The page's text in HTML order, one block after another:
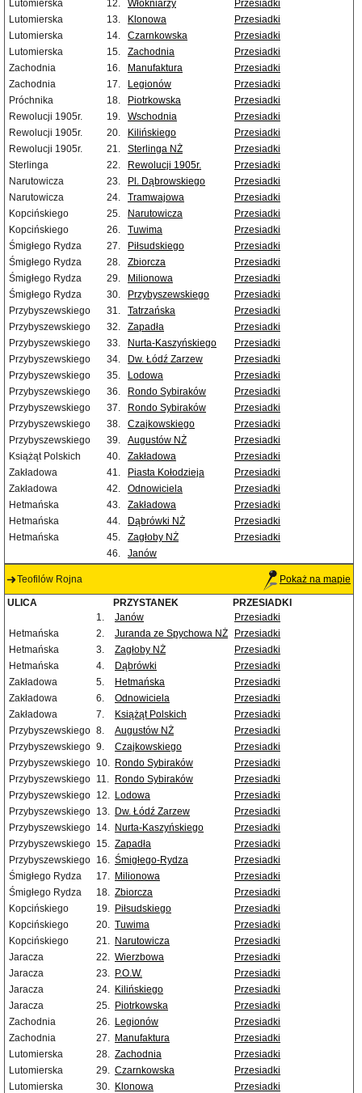
Lutomierska
12. Włókniarzy
Przesiadki
Lutomierska
13. Klonowa
Przesiadki
Lutomierska
14. Czarnkowska
Przesiadki
Lutomierska
15. Zachodnia
Przesiadki
Zachodnia
16. Manufaktura
Przesiadki
Zachodnia
17. Legionów
Przesiadki
Próchnika
18. Piotrkowska
Przesiadki
Rewolucji 1905r.
19. Wschodnia
Przesiadki
Rewolucji 1905r.
20. Kilińskiego
Przesiadki
Rewolucji 1905r.
21. Sterlinga NŻ
Przesiadki
Sterlinga
22. Rewolucji 1905r.
Przesiadki
Narutowicza
23. Pl. Dąbrowskiego
Przesiadki
Narutowicza
24. Tramwajowa
Przesiadki
Kopcińskiego
25. Narutowicza
Przesiadki
Kopcińskiego
26. Tuwima
Przesiadki
Śmigłego Rydza
27. Piłsudskiego
Przesiadki
Śmigłego Rydza
28. Zbiorcza
Przesiadki
Śmigłego Rydza
29. Milionowa
Przesiadki
Śmigłego Rydza
30. Przybyszewskiego
Przesiadki
Przybyszewskiego
31. Tatrzańska
Przesiadki
Przybyszewskiego
32. Zapadła
Przesiadki
Przybyszewskiego
33. Nurta-Kaszyńskiego
Przesiadki
Przybyszewskiego
34. Dw. Łódź Zarzew
Przesiadki
Przybyszewskiego
35. Lodowa
Przesiadki
Przybyszewskiego
36. Rondo Sybiraków
Przesiadki
Przybyszewskiego
37. Rondo Sybiraków
Przesiadki
Przybyszewskiego
38. Czajkowskiego
Przesiadki
Przybyszewskiego
39. Augustów NŻ
Przesiadki
Książąt Polskich
40. Zakładowa
Przesiadki
Zakładowa
41. Piasta Kołodzieja
Przesiadki
Zakładowa
42. Odnowiciela
Przesiadki
Hetmańska
43. Zakładowa
Przesiadki
Hetmańska
44. Dąbrówki NŻ
Przesiadki
Hetmańska
45. Zagłoby NŻ
Przesiadki
46.
Janów
Teofilów Rojna Pokaż na mapie
ULICA PRZYSTANEK
PRZESIADKI
1.
Janów
Przesiadki
Hetmańska
2. Juranda ze Spychowa NŻ
Przesiadki
Hetmańska
3. Zagłoby NŻ
Przesiadki
Hetmańska
4. Dąbrówki
Przesiadki
Zakładowa
5. Hetmańska
Przesiadki
Zakładowa
6. Odnowiciela
Przesiadki
Zakładowa
7. Książąt Polskich
Przesiadki
Przybyszewskiego 8. Augustów NŻ
Przesiadki
Przybyszewskiego 9. Czajkowskiego
Przesiadki
Przybyszewskiego 10. Rondo Sybiraków
Przesiadki
Przybyszewskiego 11. Rondo Sybiraków
Przesiadki
Przybyszewskiego 12. Lodowa
Przesiadki
Przybyszewskiego 13. Dw. Łódź Zarzew
Przesiadki
Przybyszewskiego 14. Nurta-Kaszyńskiego
Przesiadki
Przybyszewskiego 15. Zapadła
Przesiadki
Przybyszewskiego 16. Śmigłego-Rydza
Przesiadki
Śmigłego Rydza
17. Milionowa
Przesiadki
Śmigłego Rydza
18. Zbiorcza
Przesiadki
Kopcińskiego
19. Piłsudskiego
Przesiadki
Kopcińskiego
20. Tuwima
Przesiadki
Kopcińskiego
21. Narutowicza
Przesiadki
Jaracza
22. Wierzbowa
Przesiadki
Jaracza
23. P.O.W.
Przesiadki
Jaracza
24. Kilińskiego
Przesiadki
Jaracza
25. Piotrkowska
Przesiadki
Zachodnia
26. Legionów
Przesiadki
Zachodnia
27. Manufaktura
Przesiadki
Lutomierska
28. Zachodnia
Przesiadki
Lutomierska
29. Czarnkowska
Przesiadki
Lutomierska
30. Klonowa Przesiadki